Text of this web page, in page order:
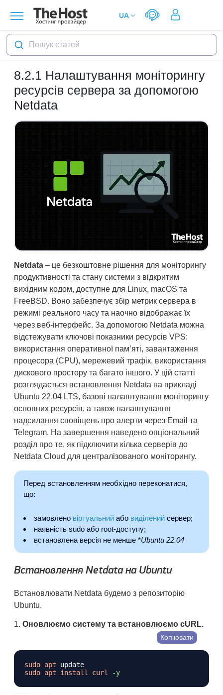
Пошук статей
8.2.1 Налаштування моніторингу
ресурсів сервера за допомогою
Netdata
Netdata – це безкоштовне рішення для моніторингу
продуктивності та стану системи з відкритим
вихідним кодом, доступне для Linux, macOS та
FreeBSD. Воно забезпечує збір метрик сервера в
режимі реального часу та наочно відображає їх
через веб-інтерфейс. За допомогою Netdata можна
відстежувати ключові показники ресурсів VPS:
використання оперативної пам’яті, завантаження
процесора (CPU), мережевий трафік, використання
дискового простору та багато іншого. У цій статті
розглядається встановлення Netdata на прикладі
Ubuntu 22.04 LTS, базові налаштування моніторингу
основних ресурсів, а також налаштування
надсилання сповіщень про алерти через Email та
Telegram. На завершення наведено опціональний
розділ про те, як підключити кілька серверів до
Netdata Cloud для централізованого моніторингу.
Перед встановленням необхідно переконатися,
що:
замовлено віртуальнийабо виділенийсервер;
наявність sudo або root-доступу;
встановлена версія не менше *Ubuntu 22.04
Встановлення Netdata на Ubuntu
Встановлювати Netdata будемо з репозиторію
Ubuntu.
Оновлюємо систему та встановлюємо cURL.
sudo apt
sudo apt install curl -y
Копіювати